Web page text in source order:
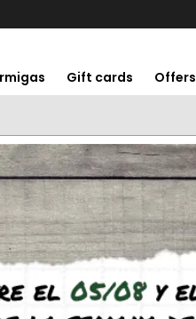
Gift cards Offers